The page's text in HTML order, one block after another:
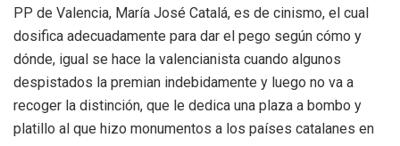
PP de Valencia, María José Catalá, es de cinismo, el cual
dosifica adecuadamente para dar el pego según cómo y
dónde, igual se hace la valencianista cuando algunos
despistados la premian indebidamente y luego no va a
recoger la distinción, que le dedica una plaza a bombo y
platillo al que hizo monumentos a los países catalanes en